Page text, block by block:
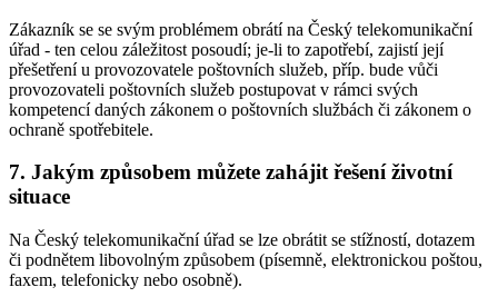
Zákazník se se svým problémem obrátí na Český telekomunikační
úřad - ten celou záležitost posoudí; je-li to zapotřebí, zajistí její
přešetření u provozovatele poštovních služeb, příp. bude vůči
provozovateli poštovních služeb postupovat v rámci svých
kompetencí daných zákonem o poštovních službách či zákonem o
ochraně spotřebitele.
7. Jakým způsobem můžete zahájit řešení životní
situace
Na Český telekomunikační úřad se lze obrátit se stížností, dotazem
či podnětem libovolným způsobem (písemně, elektronickou poštou,
faxem, telefonicky nebo osobně).